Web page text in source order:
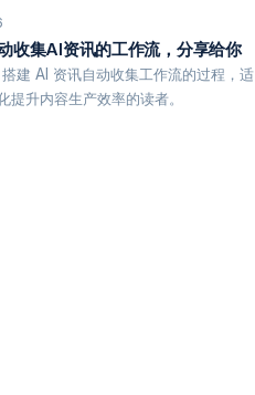
收集AI资讯的工作流，分享给你
建 AI 资讯自动收集工作流的过程，适
升内容生产效率的读者。